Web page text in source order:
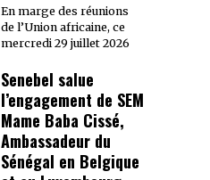
En marge des réunions
de l’Union africaine, ce
mercredi 29 juillet 2026
Senebel salue
l’engagement de SEM
Mame Baba Cissé,
Ambassadeur du
Sénégal en Belgique